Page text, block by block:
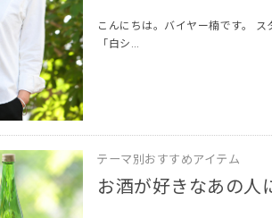
こんにちは。バイヤー楠です。
「白シ…
お酒が好きなあの人
テーマ別おすすめアイテム